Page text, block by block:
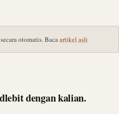
otomatis. Bacaartikel asli
dengan kalian.